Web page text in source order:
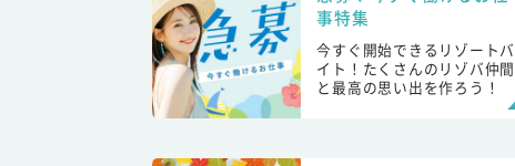
事特集
今すぐ開始できるリゾートバ
イト！たくさんのリゾバ仲間
と最高の思い出を作ろう！